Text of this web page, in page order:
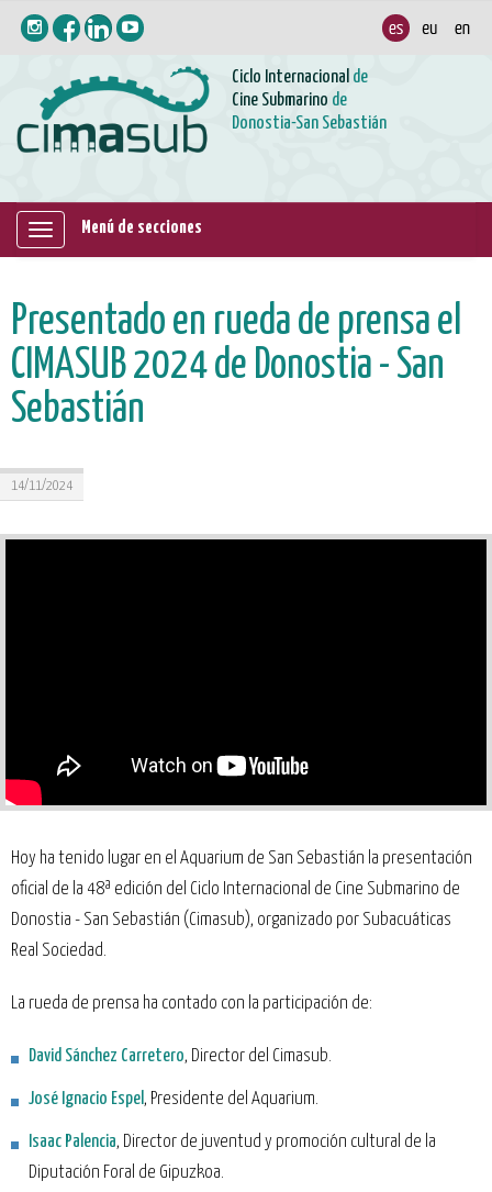
Ciclo Internacional de
Cine Submarino de
Donostia-San Sebastián
Mostrar/ocultar
Menú de secciones
Presentado en rueda de prensa el
CIMASUB 2024 de Donostia - San
Sebastián
14/11/2024
Hoy ha tenido lugar en el Aquarium de San Sebastián la presentación
oficial de la 48ª edición del Ciclo Internacional de Cine Submarino de
Donostia - San Sebastián (Cimasub), organizado por Subacuáticas
Real Sociedad.
La rueda de prensa ha contado con la participación de:
David Sánchez Carretero, Director del Cimasub.
José Ignacio Espel, Presidente del Aquarium.
Isaac Palencia, Director de juventud y promoción cultural de la
Diputación Foral de Gipuzkoa.